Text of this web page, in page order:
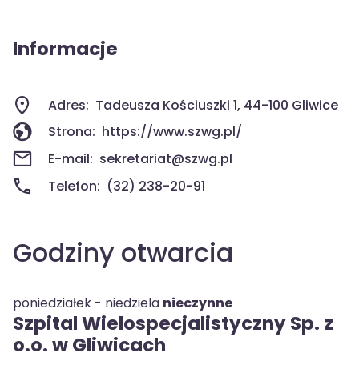
Informacje
Adres: Tadeusza Kościuszki 1, 44-100 Gliwice
Strona: https://www.szwg.pl/
E-mail: sekretariat@szwg.pl
Telefon: (32) 238-20-91
Godziny otwarcia
poniedziałek - niedziela nieczynne
Szpital Wielospecjalistyczny Sp. z
o.o. w Gliwicach